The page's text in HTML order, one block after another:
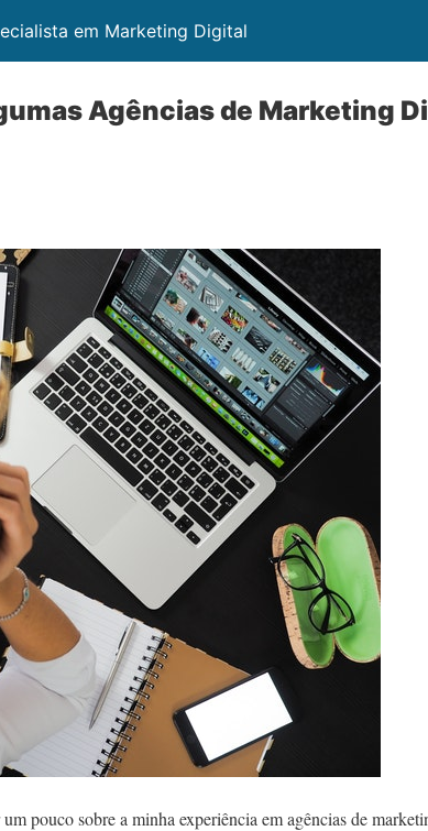
em Marketing Digital
Agências de Marketing
pouco sobre a minha experiência em agências de